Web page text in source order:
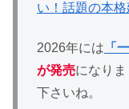
い！話題の本
2026年には 「
が発売になり
下さいね。